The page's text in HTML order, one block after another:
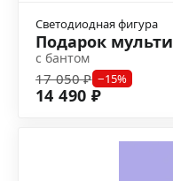
Светодиодная фигура
Подарок мульти
с бантом
17 050 ₽ −15%
14 490 ₽